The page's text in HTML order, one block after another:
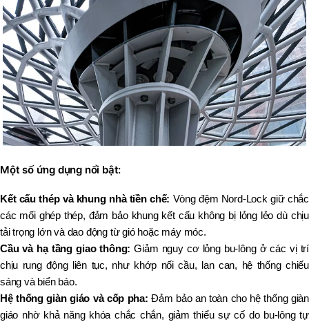
Một số ứng dụng nổi bật:
Kết cấu thép và khung nhà tiền chế: Vòng đệm Nord-Lock giữ chắc
các mối ghép thép, đảm bảo khung kết cấu không bị lỏng lẻo dù chịu
tải trọng lớn và dao động từ gió hoặc máy móc.
Cầu và hạ tầng giao thông: Giảm nguy cơ lỏng bu-lông ở các vị trí
chịu rung động liên tục, như khớp nối cầu, lan can, hệ thống chiếu
sáng và biển báo.
Hệ thống giàn giáo và cốp pha: Đảm bảo an toàn cho hệ thống giàn
giáo nhờ khả năng khóa chắc chắn, giảm thiểu sự cố do bu-lông tự